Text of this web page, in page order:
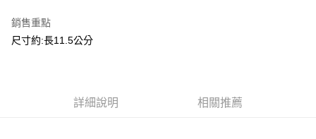
全家取貨付款
每筆NT$80，滿NT$3,000(含以上)免運費
銷售重點
尺寸約:長11.5公分
詳細說明 相關推薦